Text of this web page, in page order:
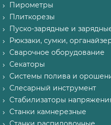
Пирометры
Плиткорезы
Пуско-зарядные и
Рюкзаки, сумки,
Сварочное оборудование
Секаторы
Системы полива и
Слесарный инструмент
Стабилизаторы
Станки камнерезные